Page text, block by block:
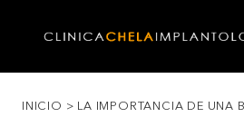
INICIO > LA IMPORTANCIA DE UNA